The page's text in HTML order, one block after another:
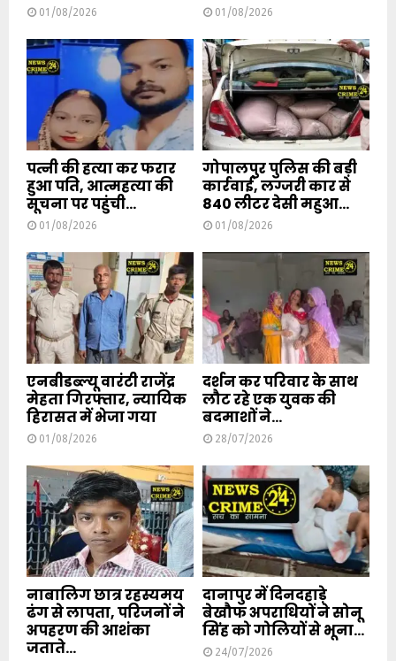
01/08/2026 01/08/2026
पत्नी की हत्या कर फरार
हुआ पति, आत्महत्या की
सूचना पर पहुंची...
01/08/2026
गोपालपुर पुलिस की बड़ी
कार्रवाई, लग्जरी कार से
840 लीटर देसी महुआ...
01/08/2026
एनबीडब्ल्यू वारंटी राजेंद्र
मेहता गिरफ्तार, न्यायिक
हिरासत में भेजा गया
01/08/2026
दर्शन कर परिवार के साथ
लौट रहे एक युवक की
बदमाशों ने...
28/07/2026
नाबालिग छात्र रहस्यमय
ढंग से लापता, परिजनों ने
अपहरण की आशंका
जताते...
दानापुर में दिनदहाड़े
बेखौफ अपराधियों ने सोनू
सिंह को गोलियों से भूना...
24/07/2026